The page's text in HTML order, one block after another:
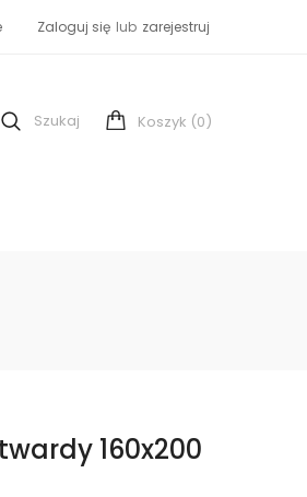
Zaloguj się lub zarejestruj
Szukaj Koszyk (0)
160x200